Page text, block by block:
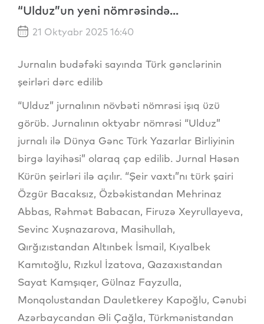
“Ulduz”un yeni nömrəsində...
21 Oktyabr 2025 16:40
Jurnalın budəfəki sayında Türk gənclərinin
şeirləri dərc edilib
“Ulduz” jurnalının növbəti nömrəsi işıq üzü
görüb. Jurnalının oktyabr nömrəsi “Ulduz”
jurnalı ilə Dünya Gənc Türk Yazarlar Birliyinin
birgə layihəsi” olaraq çap edilib. Jurnal Həsən
Kürün şeirləri ilə açılır. “Şeir vaxtı”nı türk şairi
Özgür Bacaksız, Özbəkistandan Mehrinaz
Abbas, Rəhmət Babacan, Firuzə Xeyrullayeva,
Sevinc Xuşnazarova, Masihullah,
Qırğızıstandan Altınbek İsmail, Kıyalbek
Kamıtoğlu, Rızkul İzatova, Qazaxıstandan
Sayat Kamşıqer, Gülnaz Fayzulla,
Monqolustandan Dauletkerey Kapoğlu, Cənubi
Azərbaycandan Əli Çağla, Türkmənistandan